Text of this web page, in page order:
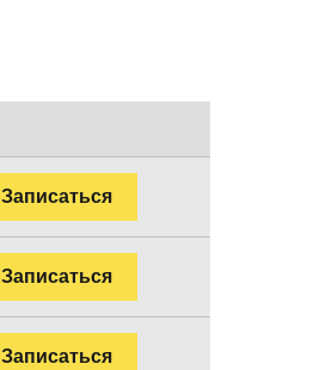
Записаться
Записаться
Записаться